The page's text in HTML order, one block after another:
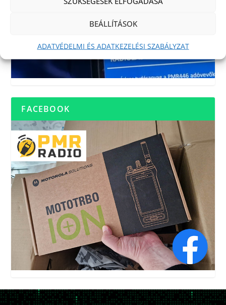
BEÁLLÍTÁSOK
ADATVÉDELMI ÉS ADATKEZELÉSI SZABÁLYZAT
FACEBOOK